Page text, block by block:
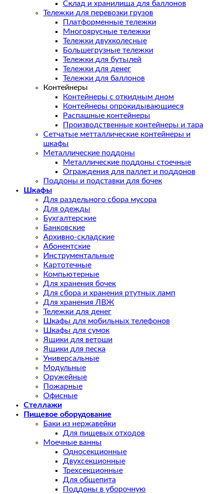
Склад и хранилища для баллонов
Тележки для перевозки грузов
Платформенные тележки
Многоярусные тележки
Тележки двухколесные
Большегрузные тележки
Тележки для бутылей
Тележки для денег
Тележки для баллонов
Контейнеры
Контейнеры с откидным дном
Контейнеры опрокидывающиеся
Распашные контейнеры
Производственные контейнеры и тара
Сетчатые метталлические контейнеры и
шкафы
Металлические поддоны
Металлические поддоны стоечные
Ограждения для паллет и поддонов
Поддоны и подставки для бочек
Шкафы
Для раздельного сбора мусора
Для одежды
Бухгалтерские
Банковские
Архивно-складские
Абонентские
Инструментальные
Картотечные
Компьютерные
Для хранения бочек
Для сбора и хранения ртутных ламп
Для хранения ЛВЖ
Тележки для денег
Шкафы для мобильных телефонов
Шкафы для сумок
Ящики для ветоши
Ящики для песка
Универсальные
Модульные
Оружейные
Пожарные
Офисные
Стеллажи
Пищевое оборудование
Баки из нержавейки
Для пищевых отходов
Моечные ванны
Односекционные
Двухсекционные
Трехсекционные
Для общепита
Поддоны в уборочную